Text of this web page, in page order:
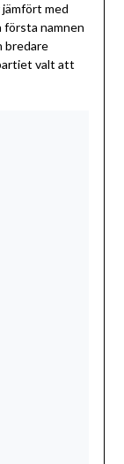
med
första namnen
bredare
valt att